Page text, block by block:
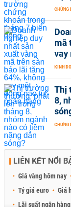
CHỨNG
mã
vay
KINH
Thị
8,
CHỨNG
LIÊN KẾT NỔI
Giá vàng hôm nay
Tỷ giá euro
Giá
Lãi suất ngân hàng